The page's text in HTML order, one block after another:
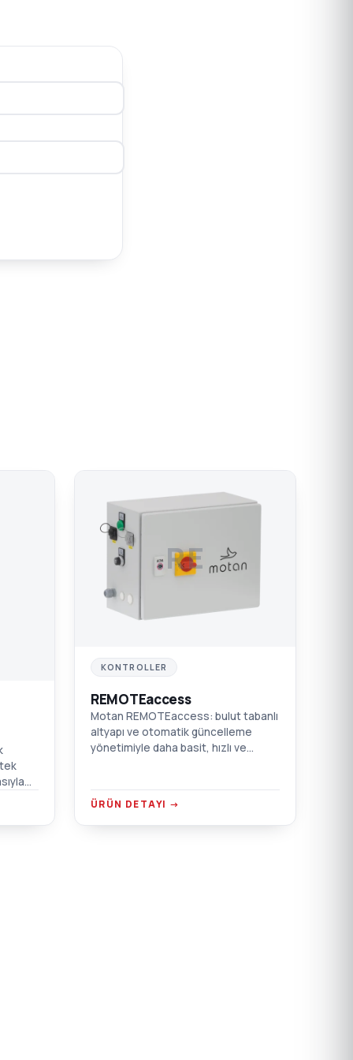
RE
KONTROLLER
REMOTEaccess
Motan REMOTEaccess: bulut tabanlı
altyapı ve otomatik güncelleme
yönetimiyle daha basit, hızlı ve
ÜRÜN DETAYI →